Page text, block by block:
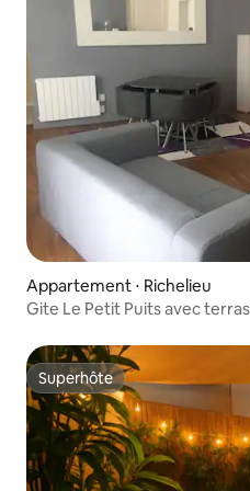
Appartement ⋅ Richelieu
Gite Le Petit Puits avec
Superhôte
Superhôte